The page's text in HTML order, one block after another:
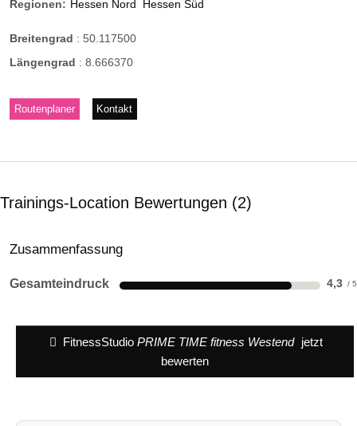
Regionen: Hessen Nord Hessen Süd
Breitengrad : 50.117500
Längengrad : 8.666370
Routenplaner Kontakt
Trainings-Location Bewertungen 2
Zusammenfassung
Gesamteindruck 4,3
FitnessStudioPRIME TIME fitness Westend jetzt
bewerten